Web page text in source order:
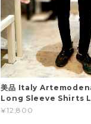
美品 Italy
Long Sleeve Shirts
¥12,800